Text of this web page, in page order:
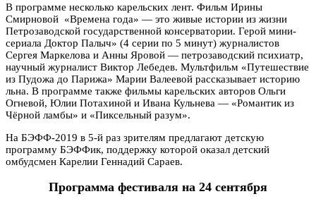
В программе несколько карельских лент. Фильм Ирины
Смирновой «Времена года» — это живые истории из жизни
Петрозаводской государственной консерватории. Герой мини-
сериала Доктор Палыч» (4 серии по 5 минут) журналистов
Сергея Маркелова и Анны Яровой — петрозаводский психиатр,
научный журналист Виктор Лебедев. Мультфильм «Путешествие
из Пудожа до Парижа» Марии Валеевой рассказывает историю
льна. В программе также фильмы карельских авторов Ольги
Огневой, Юлии Потахиной и Ивана Кульнева — «Романтик из
Чёрной ламбы» и «Пиксельный разум».
На БЭФФ-2019 в 5-й раз зрителям предлагают детскую
программу БЭФФик, поддержку которой оказал детский
омбудсмен Карелии Геннадий Сараев.
Программа фестиваля на 24 сентября